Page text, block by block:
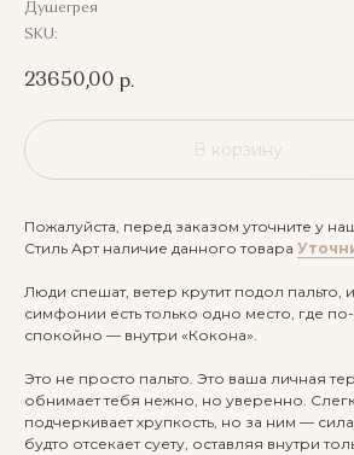
Душегрея
SKU:
23650,00 р.
В корзину
Пожалуйста, перед заказом уточните у
Стиль Арт наличие данного товара
Люди спешат, ветер крутит подол пальто,
симфонии есть только одно место, где
спокойно — внутри «Кокона».
Это не просто пальто. Это ваша личная
обнимает тебя нежно, но уверенно.
подчеркивает хрупкость, но за ним —
будто отсекает суету, оставляя внутри